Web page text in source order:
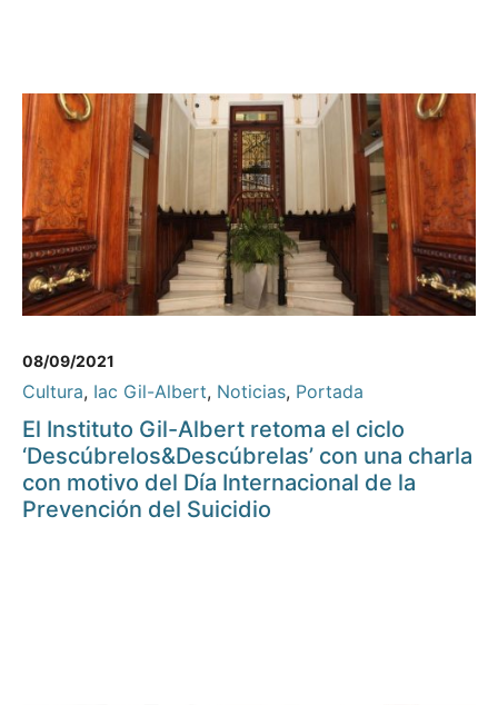
08/09/2021
Cultura, Iac Gil-Albert, Noticias, Portada
El Instituto Gil-Albert retoma el ciclo
‘Descúbrelos&Descúbrelas’ con una charla
con motivo del Día Internacional de la
Prevención del Suicidio